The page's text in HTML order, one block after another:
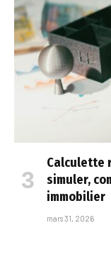
Calculette
simuler,
immobilier
mars 31, 2026